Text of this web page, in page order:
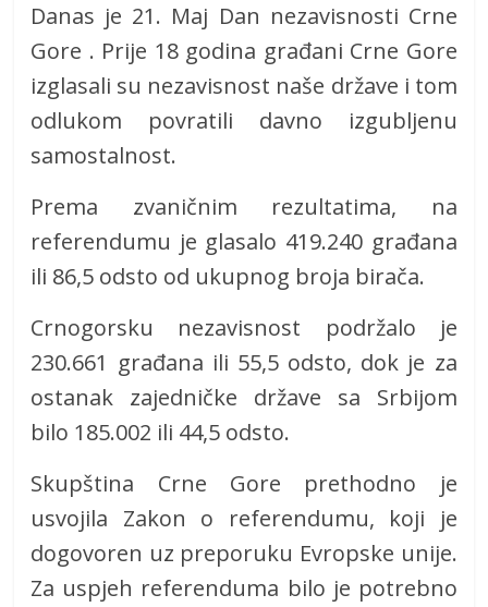
Danas je 21. Maj Dan nezavisnosti Crne
Gore . Prije 18 godina građani Crne Gore
izglasali su nezavisnost naše države i tom
odlukom povratili davno izgubljenu
samostalnost.
Prema zvaničnim rezultatima, na
referendumu je glasalo 419.240 građana
ili 86,5 odsto od ukupnog broja birača.
Crnogorsku nezavisnost podržalo je
230.661 građana ili 55,5 odsto, dok je za
ostanak zajedničke države sa Srbijom
bilo 185.002 ili 44,5 odsto.
Skupština Crne Gore prethodno je
usvojila Zakon o referendumu, koji je
dogovoren uz preporuku Evropske unije.
Za uspjeh referenduma bilo je potrebno